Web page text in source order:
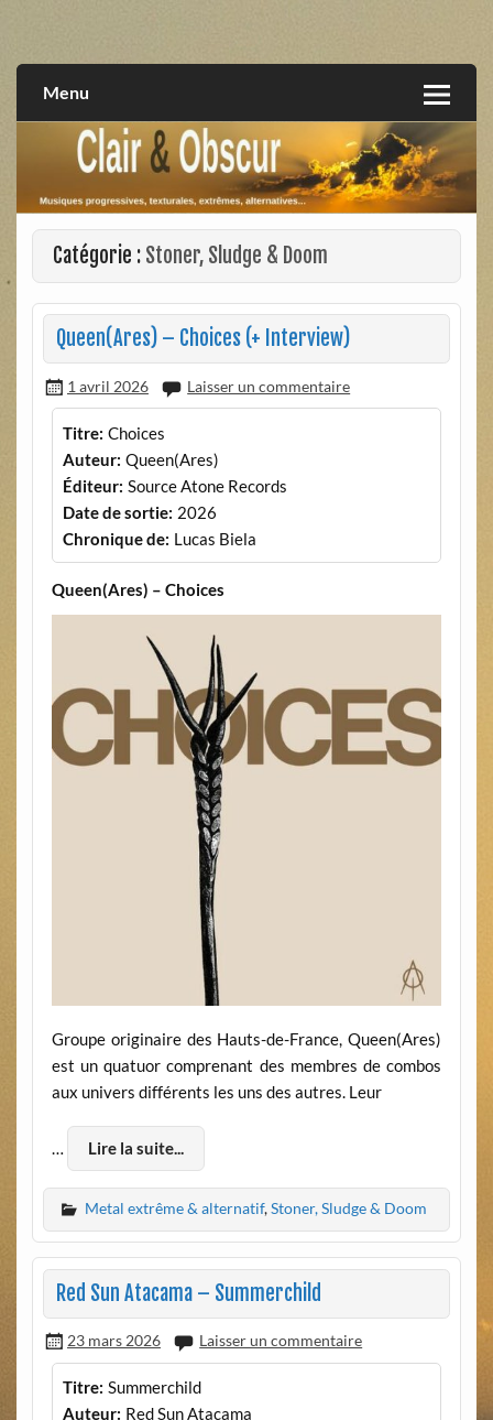
extrêmes, alternatives, texturales
Menu
Catégorie : Stoner, Sludge & Doom
Queen(Ares) – Choices (+ Interview)
1 avril 2026 Laisser un commentaire
Titre: Choices
Auteur: Queen(Ares)
Éditeur: Source Atone Records
Date de sortie: 2026
Chronique de: Lucas Biela
Queen(Ares) – Choices
Groupe originaire des Hauts-de-France, Queen(Ares)
est un quatuor comprenant des membres de combos
aux univers différents les uns des autres. Leur
… Lire la suite...
Metal extrême & alternatif,Stoner, Sludge & Doom
Red Sun Atacama – Summerchild
23 mars 2026 Laisser un commentaire
Titre: Summerchild
Auteur: Red Sun Atacama